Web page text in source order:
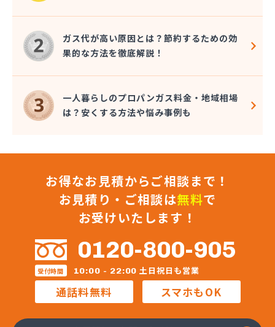
ガス代が高い原因とは？節約するための効
果的な方法を徹底解説！
一人暮らしのプロパンガス料金・地域相場
は？安くする方法や悩み事例も
お得なお見積からご相談まで！
お見積り・ご相談は無料で
お受けいたします！
0120-800-905
受付時間 10:00 - 22:00 土日祝日も営業
通話料無料 スマホもOK